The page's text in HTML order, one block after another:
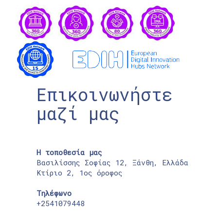
Επικοινωνήστε
μαζί μας
Η τοποθεσία μας
Βασιλίσσης Σοφίας 12, Ξάνθη, Ελλάδα
Κτίριο 2, 1ος όροφος
Τηλέφωνο
+2541079448